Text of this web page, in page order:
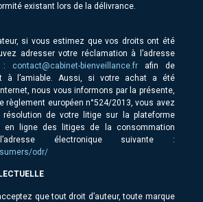
existant lors de la délivrance.
si vous estimez que vos droits ont été
adresser votre réclamation à l’adresse
: contact@cabinet-bienveillance.fr afin de
à l’amiable. Aussi, si votre achat a été
nous vous informons par la présente,
règlement européen n°524/2013, vous avez
de votre litige sur la plateforme
en ligne des litiges de la consommation
électronique suivante :
odr/
que tout droit d’auteur, toute marque